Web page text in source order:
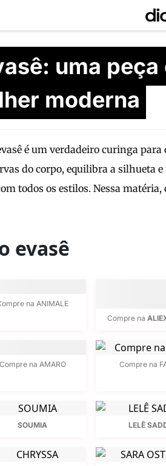
uma
moderna
Vídeos
é um verdadeiro curinga
do corpo, equilibra a silhueta
todos os estilos. Nessa
evasê
na ANIMALE
Compre na
Compre na AMARO
Compre na
SOUMIA LELÊ